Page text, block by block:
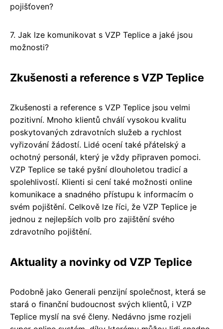
pojišťoven?
7. Jak lze komunikovat s VZP Teplice a jaké jsou
možnosti?
Zkušenosti a reference s VZP Teplice
Zkušenosti a reference s VZP Teplice jsou velmi
pozitivní. Mnoho klientů chválí vysokou kvalitu
poskytovaných zdravotních služeb a rychlost
vyřizování žádostí. Lidé ocení také přátelský a
ochotný personál, který je vždy připraven pomoci.
VZP Teplice se také pyšní dlouholetou tradicí a
spolehlivostí. Klienti si cení také možnosti online
komunikace a snadného přístupu k informacím o
svém pojištění. Celkově lze říci, že VZP Teplice je
jednou z nejlepších volb pro zajištění svého
zdravotního pojištění.
Aktuality a novinky od VZP Teplice
Podobně jako Generali penzijní společnost, která se
stará o finanční budoucnost svých klientů, i VZP
Teplice myslí na své členy. Nedávno jsme rozjeli